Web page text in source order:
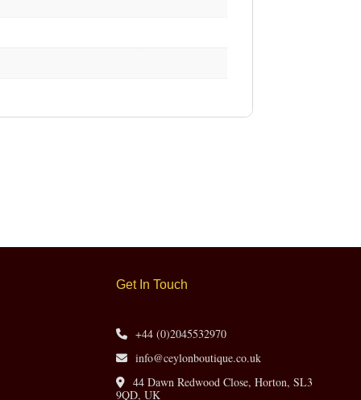
Get In Touch
+44 (0)2045532970
info@ceylonboutique.co.uk
44 Dawn Redwood Close, Horton, SL3
9QD, UK